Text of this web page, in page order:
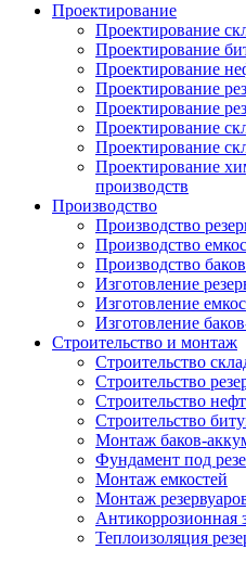
Проектирование
Проектирование
Проектирование
Проектирование
Проектирование
Проектирование
Проектирование
Проектирование
Проектирование
производств
Производство
Производство
Производство
Производство
Изготовление
Изготовление
Изготовление
Строительство и монтаж
Строительство
Строительство
Строительство
Строительство
Монтаж баков-
Фундамент под
Монтаж емкостей
Монтаж
Антикоррозионная
Теплоизоляция